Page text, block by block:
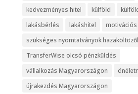
kedvezményes hitel
külföld
lakásbérlés
lakáshitel motivációs
szükséges nyomtatványok
TransferWise olcsó pénzküldés
vállalkozás Magyarországon
újrakezdés Magyarországon